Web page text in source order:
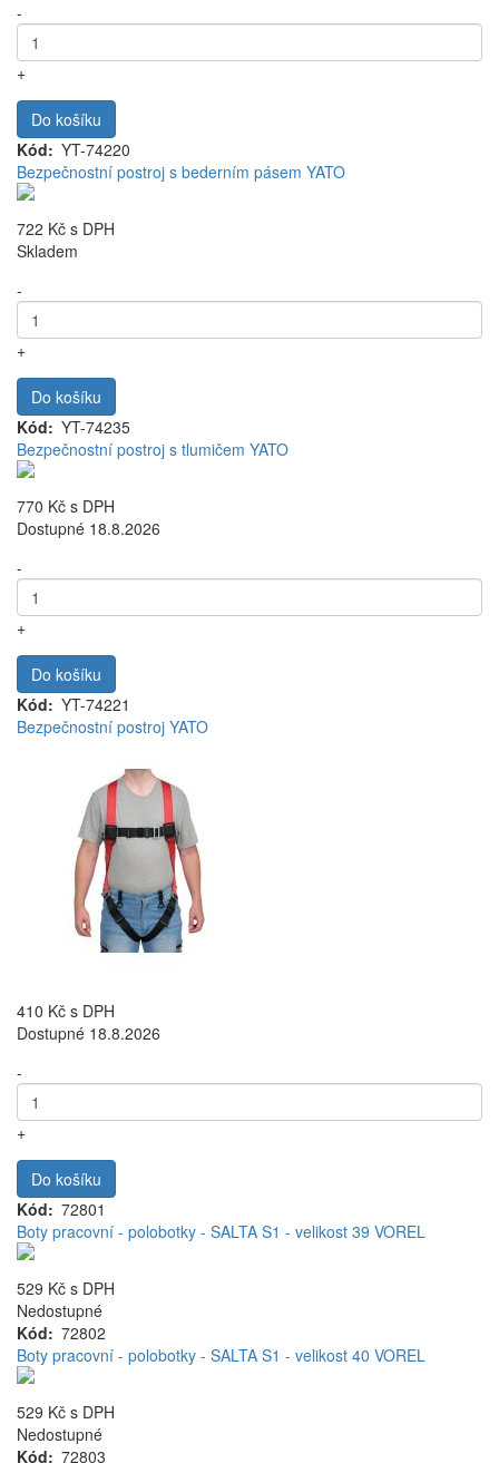
-
+
Do košíku
Kód
YT-74220
Bezpečnostní postroj s bederním pásem YATO
722 Kč s DPH
Skladem
-
+
Do košíku
Kód
YT-74235
Bezpečnostní postroj s tlumičem YATO
770 Kč s DPH
Dostupné 18.8.2026
-
+
Do košíku
Kód
YT-74221
Bezpečnostní postroj YATO
410 Kč s DPH
Dostupné 18.8.2026
-
+
Do košíku
Kód
72801
Boty pracovní - polobotky - SALTA S1 - velikost 39 VOREL
529 Kč s DPH
Nedostupné
Kód
72802
Boty pracovní - polobotky - SALTA S1 - velikost 40 VOREL
529 Kč s DPH
Nedostupné
Kód
72803